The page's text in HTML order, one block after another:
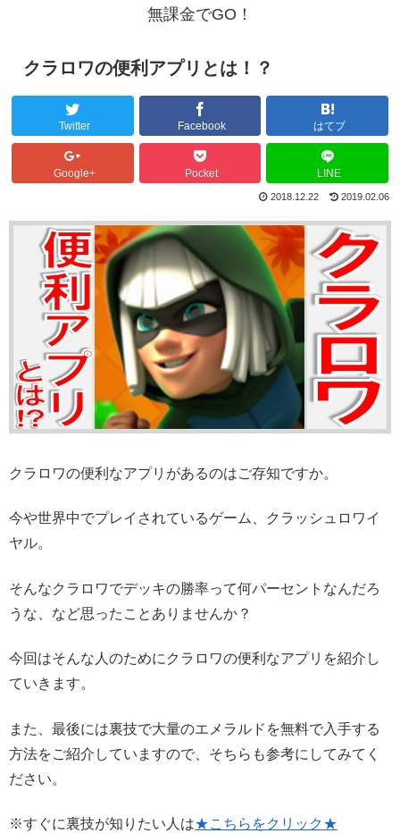
無課金でGO！
クラロワの便利アプリとは！？
Twitter Facebook はてブ
Google+ Pocket LINE
2018.12.22 2019.02.06
クラロワの便利なアプリがあるのはご存知ですか。
今や世界中でプレイされているゲーム、クラッシュロワイ
ヤル。
そんなクラロワでデッキの勝率って何パーセントなんだろ
うな、など思ったこと ありませんか？
今回はそんな人のためにクラロワの便利なアプリを紹介し
ていきます。
また、最後には裏技で大量のエメラルドを無料で入手する
方法をご紹介していますので、そちらも参考にしてみてく
ださい。
※すぐに裏技が知りたい人は★こちらをクリック★